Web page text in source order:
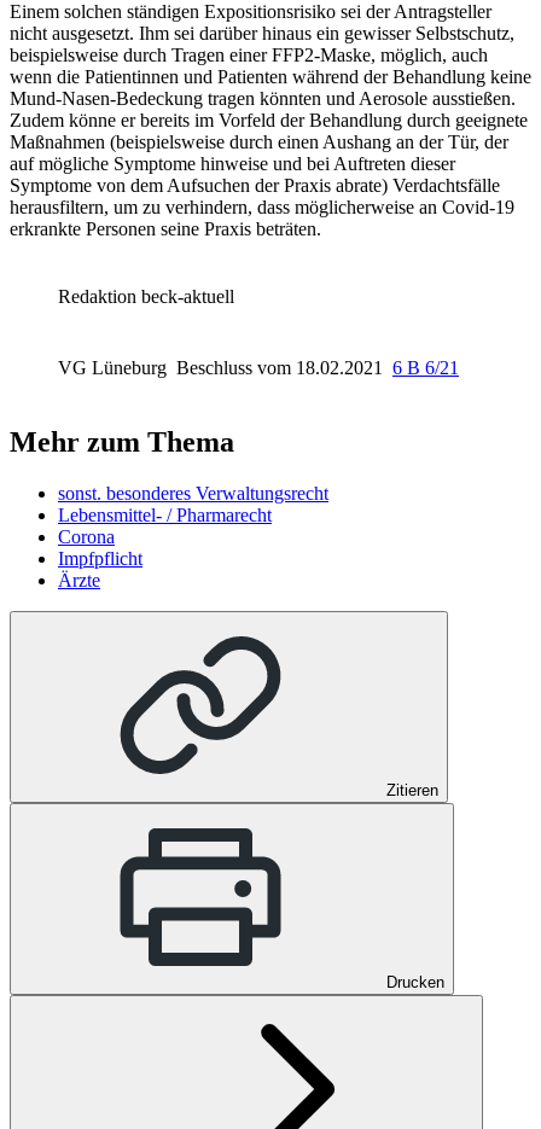
Einem solchen ständigen Expositionsrisiko sei der Antragsteller
nicht ausgesetzt. Ihm sei darüber hinaus ein gewisser Selbstschutz,
beispielsweise durch Tragen einer FFP2-Maske, möglich, auch
wenn die Patientinnen und Patienten während der Behandlung keine
Mund-Nasen-Bedeckung tragen könnten und Aerosole ausstießen.
Zudem könne er bereits im Vorfeld der Behandlung durch geeignete
Maßnahmen (beispielsweise durch einen Aushang an der Tür, der
auf mögliche Symptome hinweise und bei Auftreten dieser
Symptome von dem Aufsuchen der Praxis abrate) Verdachtsfälle
herausfiltern, um zu verhindern, dass möglicherweise an Covid-19
erkrankte Personen seine Praxis beträten.
Redaktion beck-aktuell
VG Lüneburg Beschluss vom 18.02.2021 6 B 6/21
Mehr zum Thema
sonst. besonderes Verwaltungsrecht
Lebensmittel- / Pharmarecht
Corona
Impfpflicht
Ärzte
Zitieren
Drucken